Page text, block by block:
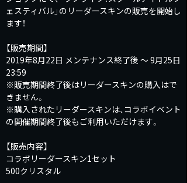
ェスティバル」のリーダースキンの販売を開始し
ます！
【販売期間】
2019年8月22日 メンテナンス終了後 ～ 9月25日
23:59
※販売期間終了後はリーダースキンの購入はで
きません。
※購入されたリーダースキンは、コラボイベント
の開催期間終了後もご利用いただけます。
【販売内容】
コラボリーダースキン1セット
500クリスタル